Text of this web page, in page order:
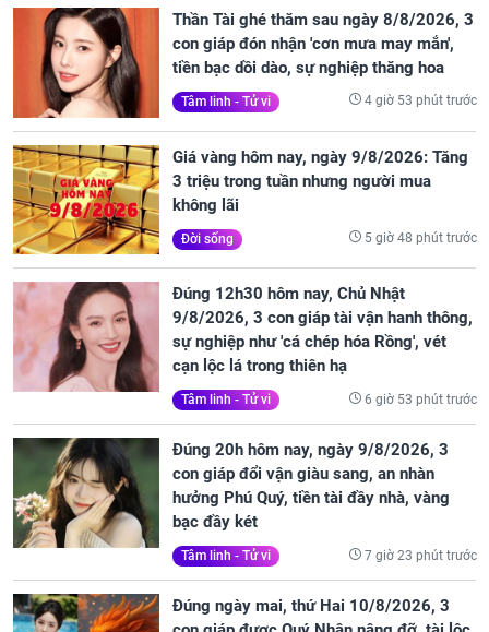
Thần Tài ghé thăm sau ngày 8/8/2026, 3
con giáp đón nhận 'cơn mưa may mắn',
tiền bạc dồi dào, sự nghiệp thăng hoa
Tâm linh - Tử vi 4 giờ 53 phút trước
Giá vàng hôm nay, ngày 9/8/2026: Tăng
3 triệu trong tuần nhưng người mua
không lãi
Đời sống 5 giờ 48 phút trước
Đúng 12h30 hôm nay, Chủ Nhật
9/8/2026, 3 con giáp tài vận hanh thông,
sự nghiệp như 'cá chép hóa Rồng', vét
cạn lộc lá trong thiên hạ
Tâm linh - Tử vi 6 giờ 53 phút trước
Đúng 20h hôm nay, ngày 9/8/2026, 3
con giáp đổi vận giàu sang, an nhàn
hưởng Phú Quý, tiền tài đầy nhà, vàng
bạc đầy két
Tâm linh - Tử vi 7 giờ 23 phút trước
Đúng ngày mai, thứ Hai 10/8/2026, 3